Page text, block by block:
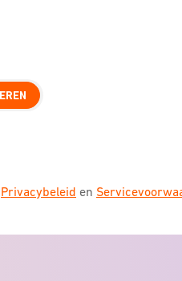
Privacybeleid en